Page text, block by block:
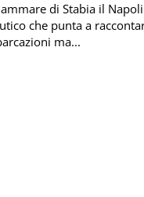
di Stabia il
che punta a
ma...